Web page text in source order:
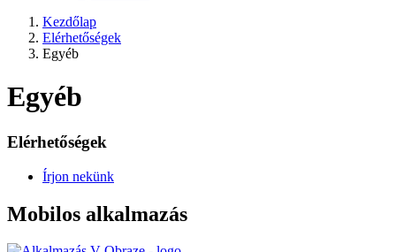
Kezdőlap
Elérhetőségek
Egyéb
Egyéb
Elérhetőségek
Írjon nekünk
Mobilos alkalmazás